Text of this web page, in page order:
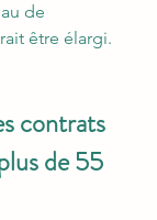
de
être élargi.
contrats
de 55